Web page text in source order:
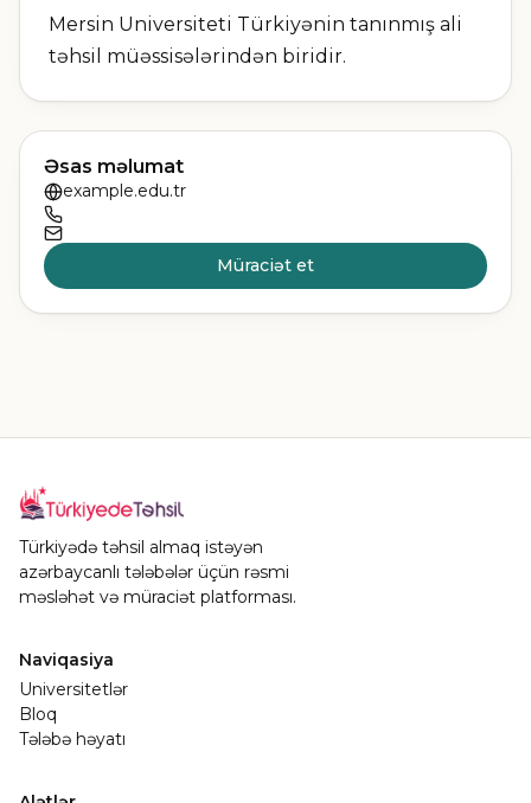
Mersin Universiteti Türkiyənin tanınmış ali
təhsil müəssisələrindən biridir.
Əsas məlumat
example.edu.tr
Müraciət et
Türkiyədə təhsil almaq istəyən
azərbaycanlı tələbələr üçün rəsmi
məsləhət və müraciət platforması.
Naviqasiya
Universitetlər
Bloq
Tələbə həyatı